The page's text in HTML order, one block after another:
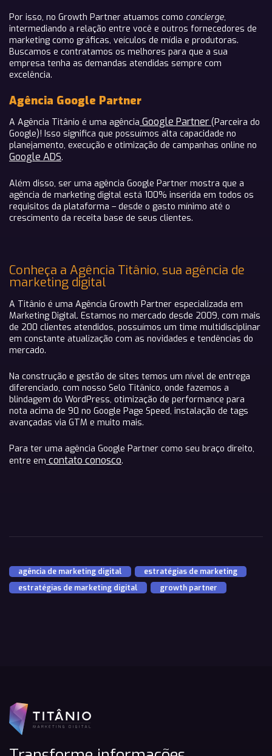
Por isso, no Growth Partner atuamos como concierge,
intermediando a relação entre você e outros fornecedores de
marketing como gráficas, veículos de mídia e produtoras.
Buscamos e contratamos os melhores para que a sua
empresa tenha as demandas atendidas sempre com
excelência.
Agência Google Partner
A Agência Titânio é uma agência Google Partner (Parceira do
Google)! Isso significa que possuímos alta capacidade no
planejamento, execução e otimização de campanhas online no
Google ADS.
Além disso, ser uma agência Google Partner mostra que a
agência de marketing digital está 100% inserida em todos os
requisitos da plataforma – desde o gasto mínimo até o
crescimento da receita base de seus clientes.
Conheça a Agência Titânio, sua agência de
marketing digital
A Titânio é uma Agência Growth Partner especializada em
Marketing Digital. Estamos no mercado desde 2009, com mais
de 200 clientes atendidos, possuímos um time multidisciplinar
em constante atualização com as novidades e tendências do
mercado.
Na construção e gestão de sites temos um nível de entrega
diferenciado, com nosso Selo Titânico, onde fazemos a
blindagem do WordPress, otimização de performance para
nota acima de 90 no Google Page Speed, instalação de tags
avançadas via GTM e muito mais.
Para ter uma agência Google Partner como seu braço direito,
entre em contato conosco.
agência de marketing digital estratégias de marketing
estratégias de marketing digital
growth partner